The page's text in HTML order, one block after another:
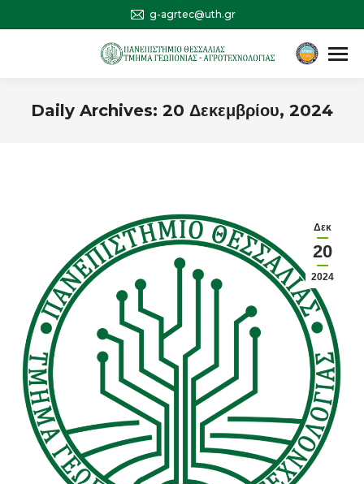
g-agrtec@uth.gr
Daily Archives: 20 Δεκεμβρίου, 2024
Δεκ
20
2024